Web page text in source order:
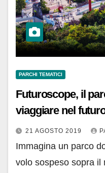
PARCHI TEMATICI
Futuroscope, il
viaggiare nel
21 AGOSTO 2019
Immagina un parco
volo sospeso sopra il